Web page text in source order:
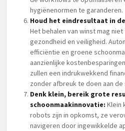
hygiënenormen te garanderen.
Houd het eindresultaat in
Het behalen van winst mag
gezondheid en veiligheid.
efficiëntie en groene
aanzienlijke
zullen een indrukwekkend
zonder afbreuk te doen aan de
Denk klein, bereik grote
schoonmaakinnovatie: Klein
robots zijn in opkomst, ze
navigeren door ingewikkelde